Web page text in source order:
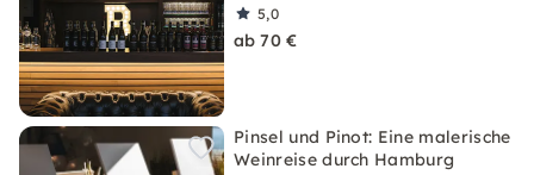
5,0
ab 70 €
Pinsel und Pinot: Eine malerische
Weinreise durch Hamburg